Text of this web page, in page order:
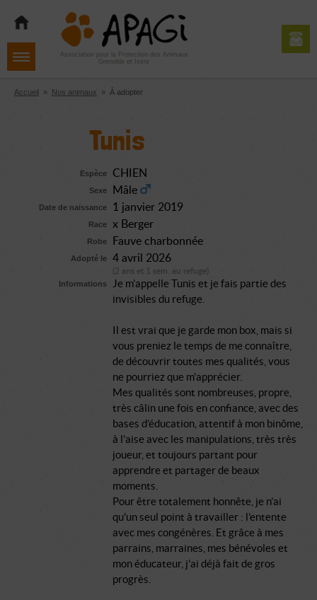
navigation
contenu
Aller
pied
de
Association pour la Protection des Animaux
Grenoble et Isère
Accueil » Nos animaux » À adopter
Tunis
Espèce CHIEN
Sexe Mâle
Date de naissance 1 janvier 2019
Race x Berger
Robe Fauve charbonnée
Adopté le 4 avril 2026
(2 ans et 1 sem. au refuge)
Informations
Je m’appelle Tunis et je fais partie des
invisibles du refuge.
Il est vrai que je garde mon box, mais si
vous preniez le temps de me connaître,
de découvrir toutes mes qualités, vous
ne pourriez que m’apprécier.
Mes qualités sont nombreuses, propre,
très câlin une fois en confiance, avec des
bases d’éducation, attentif à mon binôme,
à l’aise avec les manipulations, très très
joueur, et toujours partant pour
apprendre et partager de beaux
moments.
Pour être totalement honnête, je n’ai
qu’un seul point à travailler : l’entente
avec mes congénères. Et grâce à mes
parrains, marraines, mes bénévoles et
mon éducateur, j'ai déjà fait de gros
progrès.